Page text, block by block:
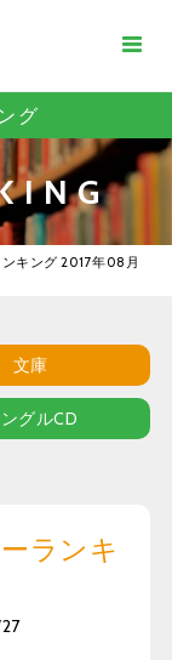
グ
キング 2017年08月
文庫
グルCD
ランキ